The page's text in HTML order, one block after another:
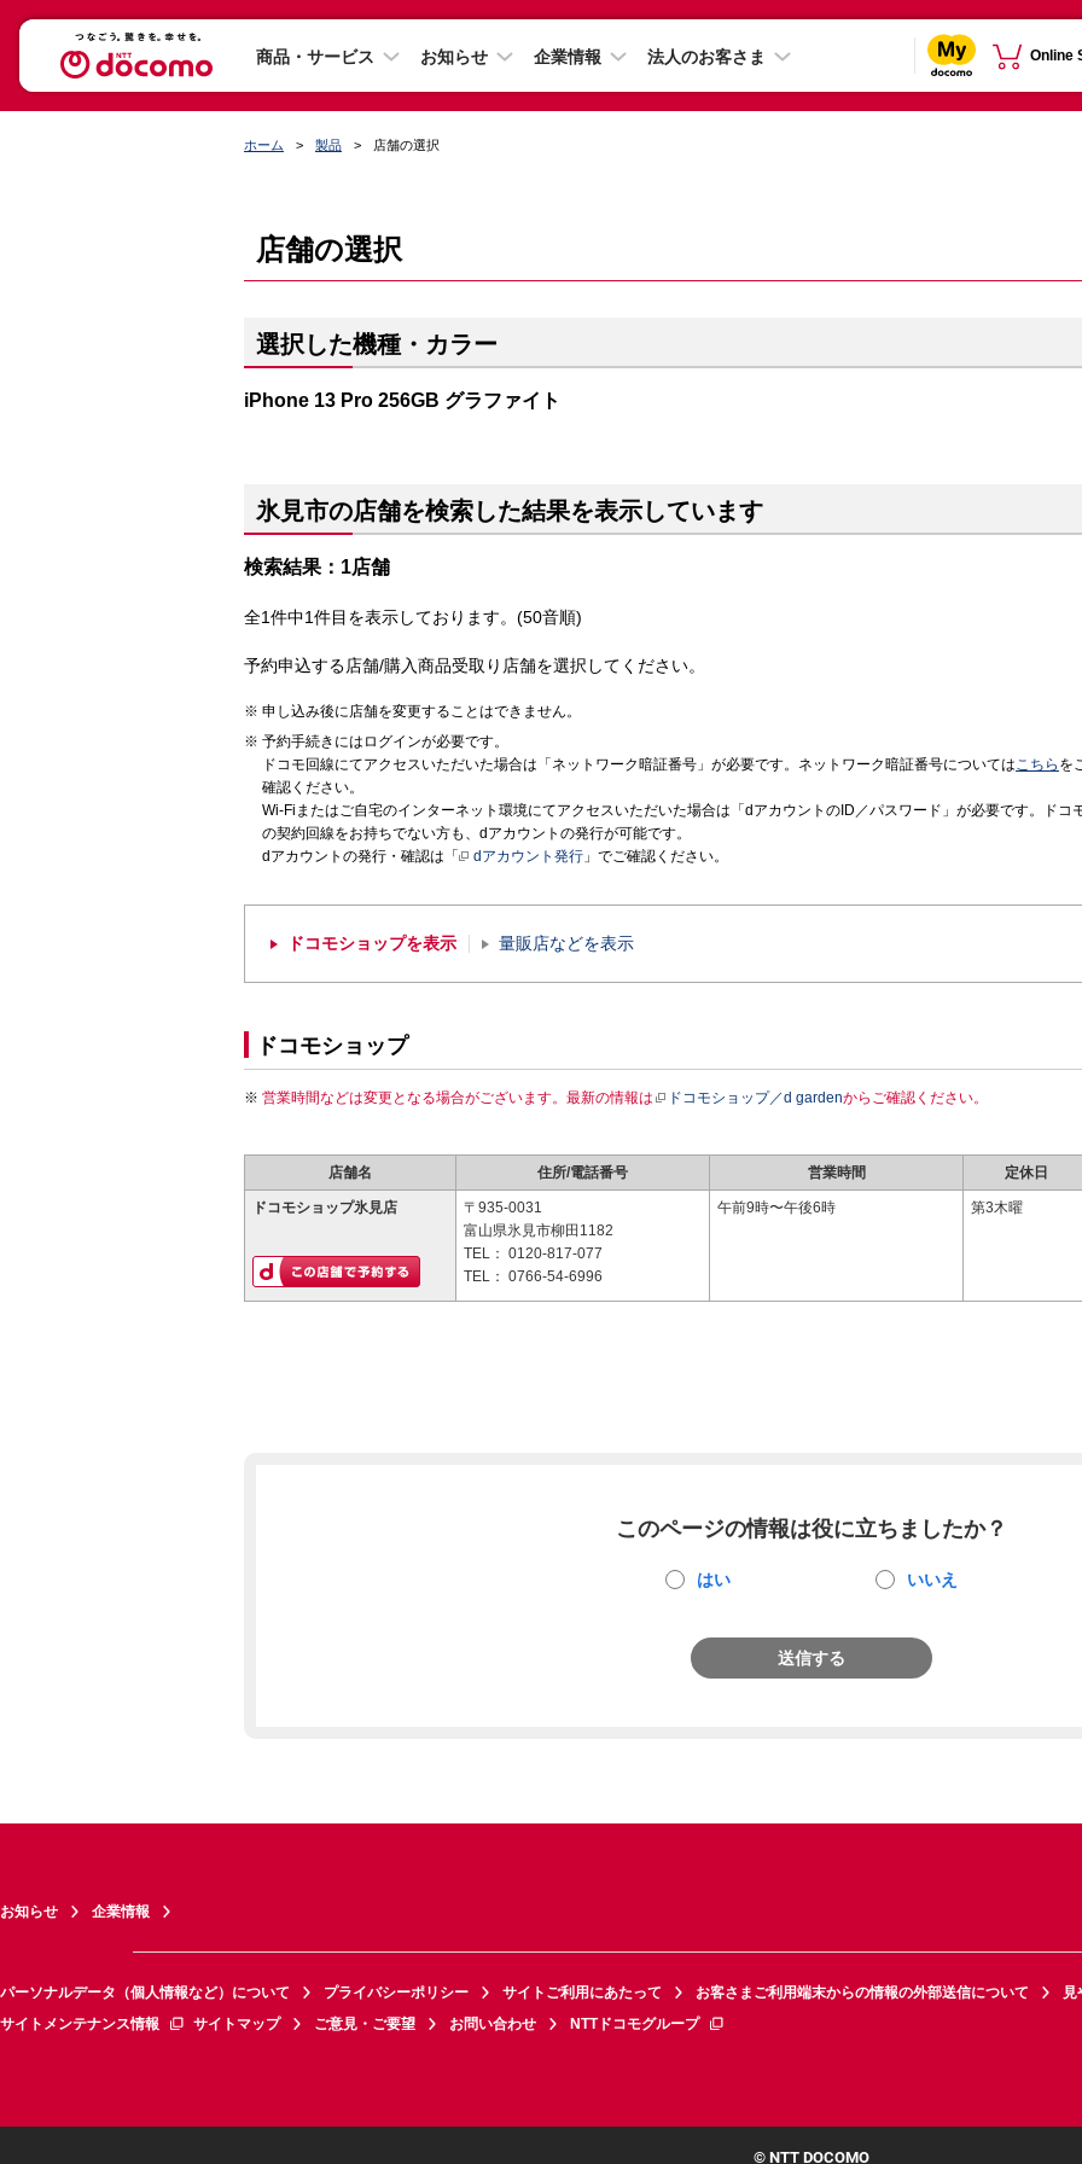
商品・サービス お知らせ 企業情報 法人のお客さま Online
ホーム 製品 店舗の選択
店舗の選択
選択した機種・カラー
iPhone 13 Pro 256GB グラファイト
氷見市の店舗を検索した結果を表示しています
検索結果：1店舗
全1件中1件目を表示しております。(50音順)
予約申込する店舗/購入商品受取り店舗を選択してください。
申し込み後に店舗を変更することはできません。
予約手続きにはログインが必要です。
ドコモ回線にてアクセスいただいた場合は「ネットワーク暗証番号」が必要です。ネットワーク暗証番号についてはこちら を
確認ください。
Wi-Fiまたはご自宅のインターネット環境にてアクセスいただいた場合は「dアカウントのID／パスワード」が必要です。ドコ
の契約回線をお持ちでない方も、dアカウントの発行が可能です。
dアカウントの発行・確認は「
dアカウント発行 」でご確認ください。
ドコモショップを表示 量販店などを表示
ドコモショップ
営業時間などは変更となる場合がございます。最新の情報は ドコモショップ／d gardenからご確認ください。
店舗名 住所/電話番号 営業時間 定休日
ドコモショップ氷見店
〒935-0031
富山県氷見市柳田1182
TEL： 0120-817-077
TEL： 0766-54-6996
午前9時〜午後6時 第3木曜
このページの情報は役に立ちましたか？
はい いいえ
送信する
お知らせ 企業情報
パーソナルデータ（個人情報など）について プライバシーポリシー サイトご利用にあたって お客さまご利用端末からの情報の外部送信について
見
サイトメンテナンス情報
サイトマップ ご意見・ご要望 お問い合わせ NTTドコモグループ
© NTT DOCOMO